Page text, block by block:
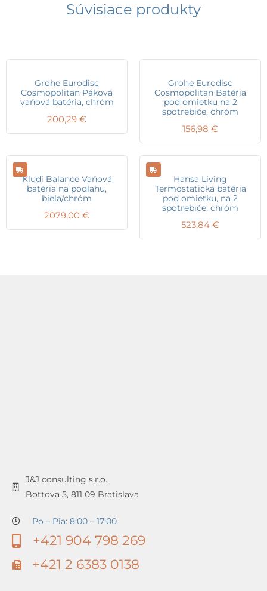
Súvisiace produkty
Grohe Eurodisc
Cosmopolitan Páková
vaňová batéria, chróm
200,29 €
Grohe Eurodisc
Cosmopolitan Batéria
pod omietku na 2
spotrebiče, chróm
156,98 €
Kludi Balance Vaňová
batéria na podlahu,
biela/chróm
2079,00 €
Hansa Living
Termostatická batéria
pod omietku, na 2
spotrebiče, chróm
523,84 €
J&J consulting s.r.o.
Bottova 5, 811 09 Bratislava
Po – Pia: 8:00 – 17:00
+421 904 798 269
+421 2 6383 0138